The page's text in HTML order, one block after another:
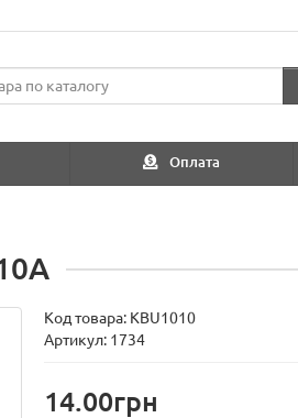
Оплата
Код товара: KBU1010
Артикул: 1734
14.00грн